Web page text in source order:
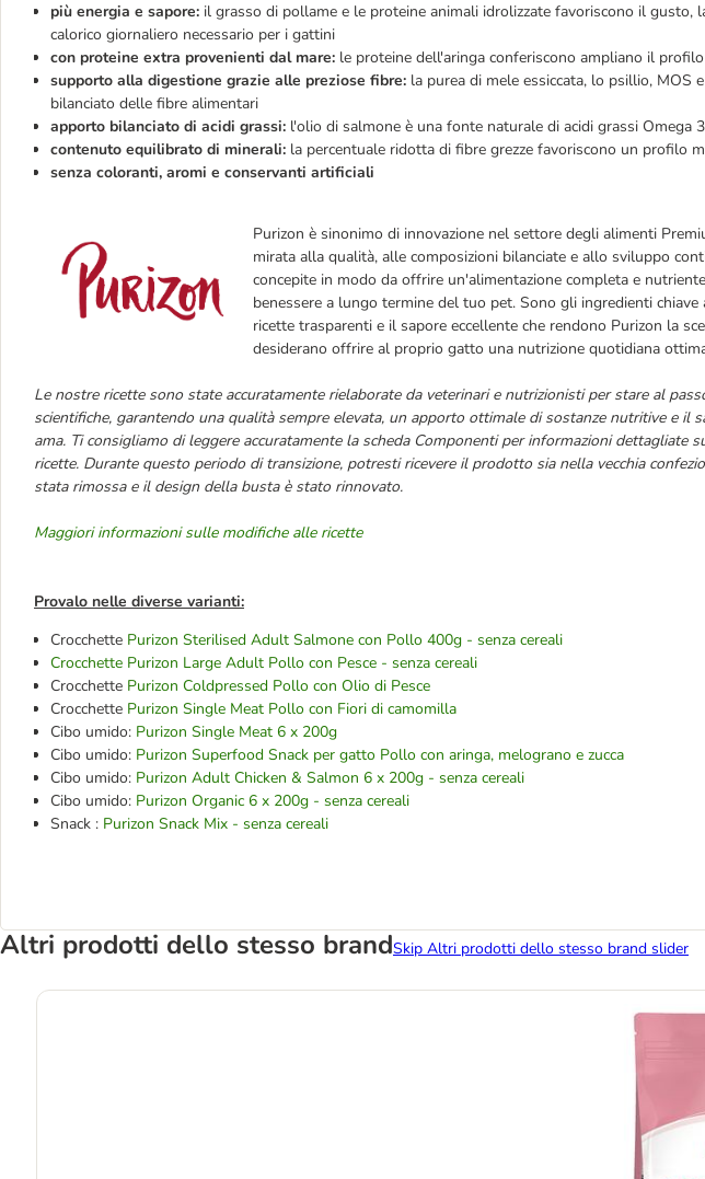
più energia e sapore: il grasso di pollame e le proteine animali idrolizzate favoriscono il gusto,
calorico giornaliero necessario per i gattini
con proteine extra provenienti dal mare: le proteine dell'aringa conferiscono ampliano il
supporto alla digestione grazie alle preziose fibre: la purea di mele essiccata, lo psillio, MOS
bilanciato delle fibre alimentari
apporto bilanciato di acidi grassi: l'olio di salmone è una fonte naturale di acidi grassi Omega 3
contenuto equilibrato di minerali: la percentuale ridotta di fibre grezze favoriscono un profilo
senza coloranti, aromi e conservanti artificiali
Purizon è sinonimo di innovazione nel settore degli alimenti
mirata alla qualità, alle composizioni bilanciate e allo sviluppo
concepite in modo da offrire un'alimentazione completa e
benessere a lungo termine del tuo pet. Sono gli ingredienti chiave
ricette trasparenti e il sapore eccellente che rendono Purizon la
desiderano offrire al proprio gatto una nutrizione quotidiana
Le nostre ricette sono state accuratamente rielaborate da veterinari e nutrizionisti per stare al
scientifiche, garantendo una qualità sempre elevata, un apporto ottimale di sostanze nutritive e il
ama. Ti consigliamo di leggere accuratamente la scheda Componenti per informazioni dettagliate
ricette. Durante questo periodo di transizione, potresti ricevere il prodotto sia nella vecchia
stata rimossa e il design della busta è stato rinnovato.
Maggiori informazioni sulle modifiche alle ricette
Provalo nelle diverse varianti:
Crocchette Purizon Sterilised Adult Salmone con Pollo 400g - senza cereali
Crocchette Purizon Large Adult Pollo con Pesce - senza cereali
Crocchette Purizon Coldpressed Pollo con Olio di Pesce
Crocchette Purizon Single Meat Pollo con Fiori di camomilla
Cibo umido: Purizon Single Meat 6 x 200g
Cibo umido: Purizon Superfood Snack per gatto Pollo con aringa, melograno e zucca
Cibo umido: Purizon Adult Chicken & Salmon 6 x 200g - senza cereali
Cibo umido: Purizon Organic 6 x 200g - senza cereali
Snack : Purizon Snack Mix - senza cereali
Altri prodotti dello stesso brandSkip Altri prodotti dello stesso brand slider